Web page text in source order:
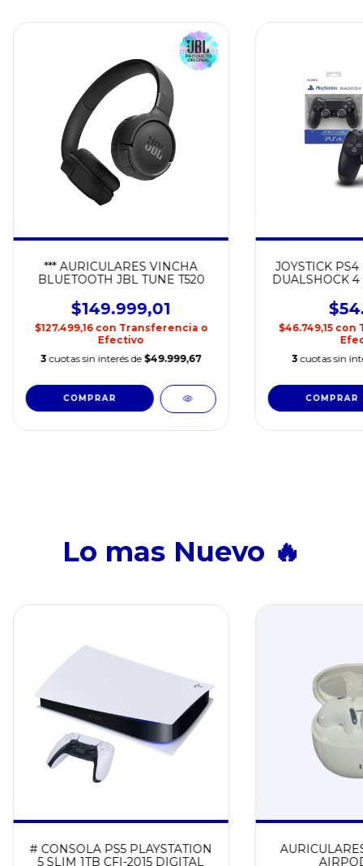
*** AURICULARES VINCHA
BLUETOOTH JBL TUNE T520
$149.999,01
$127.499,16 con Transferencia o
Efectivo
3 cuotas sin interés de $49.999,67
JOYSTICK
DUALSHOCK
$46.749,15 con
3 cuotas sin
Lo mas Nuevo 🔥
# CONSOLA PS5 PLAYSTATION
5 SLIM 1TB CFI-2015 DIGITAL